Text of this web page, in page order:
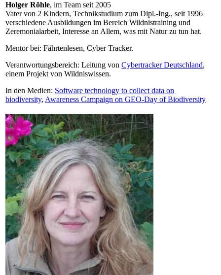
Holger Röhle, im Team seit 2005
Vater von 2 Kindern, Technikstudium zum Dipl.-Ing., seit 1996
verschiedene Ausbildungen im Bereich Wildnistraining und
Zeremonialarbeit, Interesse an Allem, was mit Natur zu tun hat.
Mentor bei: Fährtenlesen, Cyber Tracker.
Verantwortungsbereich: Leitung von Cybertracker Deutschland,
einem Projekt von Wildniswissen.
In den Medien: Software technology to collect data on
biodiversity, Awareness Campaign on GEO-Day of Biodiversity